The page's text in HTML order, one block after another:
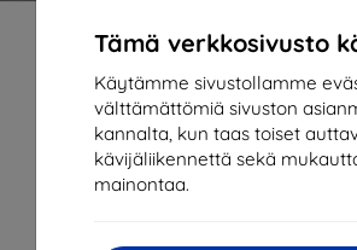
Tämä verkkosivusto
Käytämme sivustollamme
välttämättömiä sivuston
kannalta, kun taas toiset
kävijäliikennettä sekä
mainontaa.